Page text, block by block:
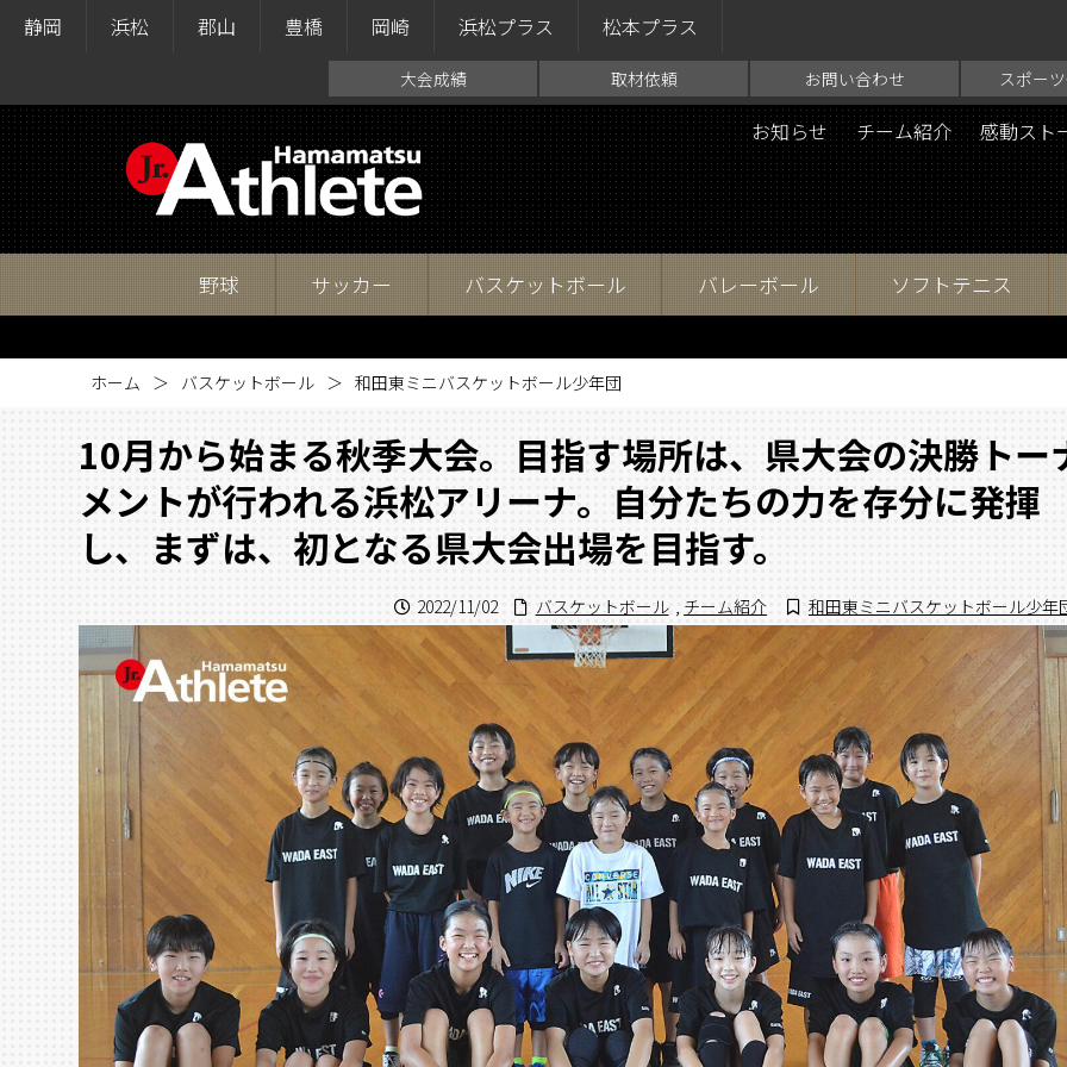
静岡 浜松 郡山 豊橋 岡崎 浜松プラス 松本プラス
大会成績 取材依頼 お問い合わせ スポー
お知らせ チーム紹介 感動スト
野球 サッカー バスケットボール バレーボール ソフトテニス
ホーム バスケットボール 和田東ミニバスケットボール少年団
10月から始まる秋季大会。目指す場所は、県大会の決勝トー
メントが行われる浜松アリーナ。自分たちの力を存分に発揮
し、まずは、初となる県大会出場を目指す。
2022/11/02 バスケットボール , チーム紹介 和田東ミニバスケットボール少年